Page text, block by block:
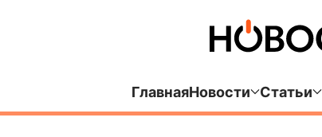
ГлавнаяНовости Статьи